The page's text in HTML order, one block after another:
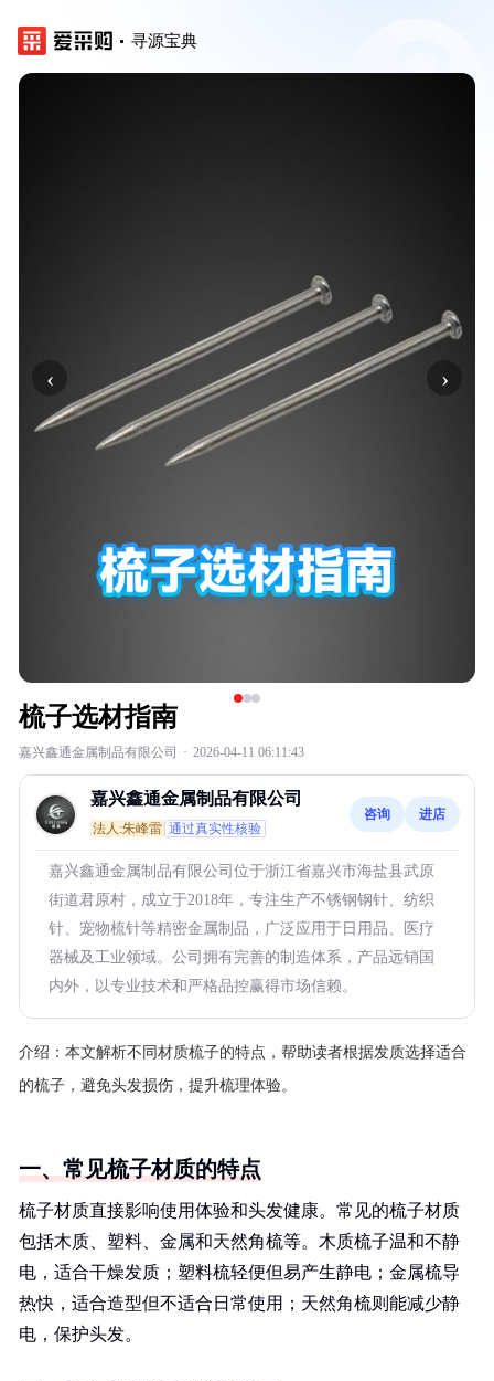
寻源宝典
‹ ›
梳子选材指南
嘉兴鑫通金属制品有限公司 · 2026-04-11 06:11:43
嘉兴鑫通金属制品有限公司
法人:朱峰雷 通过真实性核验
咨询 进店
嘉兴鑫通金属制品有限公司位于浙江省嘉兴市海盐县武原
街道君原村，成立于2018年，专注生产不锈钢钢针、纺织
针、宠物梳针等精密金属制品，广泛应用于日用品、医疗
器械及工业领域。公司拥有完善的制造体系，产品远销国
内外，以专业技术和严格品控赢得市场信赖。
介绍： 本文解析不同材质梳子的特点，帮助读者根据发质选择适合
的梳子，避免头发损伤，提升梳理体验。
一、常见梳子材质的特点
梳子材质直接影响使用体验和头发健康。常见的梳子材质
包括木质、塑料、金属和天然角梳等。木质梳子温和不静
电，适合干燥发质；塑料梳轻便但易产生静电；金属梳导
热快，适合造型但不适合日常使用；天然角梳则能减少静
电，保护头发。